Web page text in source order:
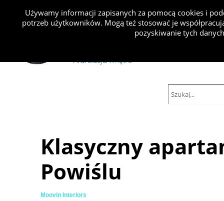
Projekty
Klasyczny
Powiślu
Moovin Interiors
Używamy informacji zapisanych za pomocą cookies i
potrzeb użytkowników. Mogą też stosować je
pozyskiwanie tych